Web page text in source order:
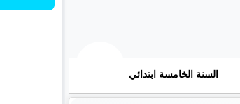
السنة الخامسة ابتدائي